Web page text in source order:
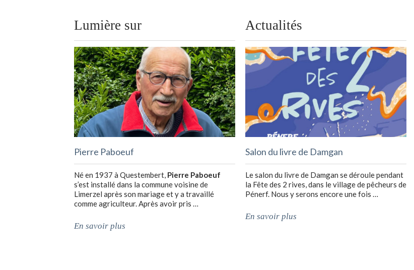
Lumière sur
Pierre Paboeuf
Né en 1937 à Questembert, Pierre Paboeuf
s’est installé dans la commune voisine de
Limerzel après son mariage et y a travaillé
comme agriculteur. Après avoir pris …
En savoir plus
Actualités
Salon du livre de Damgan
Le salon du livre de Damgan se déroule pendant
la Fête des 2 rives, dans le village de pêcheurs de
Pénerf. Nous y serons encore une fois …
En savoir plus